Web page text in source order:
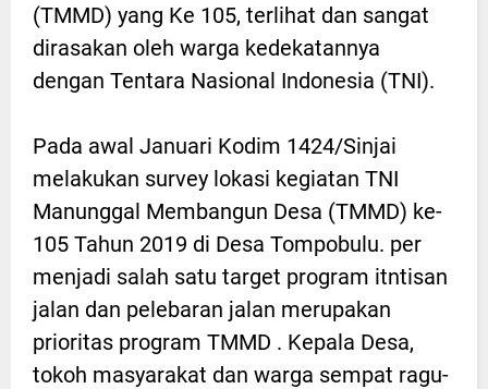
(TMMD) yang Ke 105, terlihat dan sangat
dirasakan oleh warga kedekatannya
dengan Tentara Nasional Indonesia (TNI).
Pada awal Januari Kodim 1424/Sinjai
melakukan survey lokasi kegiatan TNI
Manunggal Membangun Desa (TMMD) ke-
105 Tahun 2019 di Desa Tompobulu. per
menjadi salah satu target program itntisan
jalan dan pelebaran jalan merupakan
prioritas program TMMD . Kepala Desa,
tokoh masyarakat dan warga sempat ragu-